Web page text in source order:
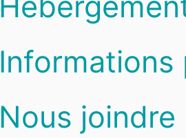
Informations
Nous joindre